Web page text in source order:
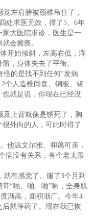
左肩膀被颈椎吊住了，
处求医无效，撑了5、6年
家大医院求诊，医生是一
会瘫痪。
开始倾斜，左高右低，浑
，身体失去了平衡。
的是找不到任何“发病
个人造椎间盘、钢板、钢
就是说，你现在已经没
上背就像是锈死了，胸
外向的人，可此时得了
他温文尔雅、和蔼可亲，
病没有关系，有个老太跟
有感觉了。服了3个月到
“啪、啪、啪”响，全身肌
渐高，面积渐广。今年4
就停药了。现在我已恢